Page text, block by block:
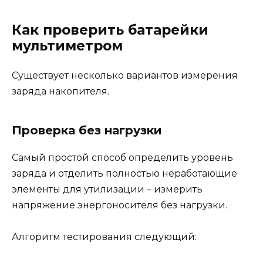
Как проверить батарейки
мультиметром
Существует несколько вариантов измерения
заряда накопителя.
Проверка без нагрузки
Самый простой способ определить уровень
заряда и отделить полностью неработающие
элементы для утилизации – измерить
напряжение энергоносителя без нагрузки.
Алгоритм тестирования следующий: